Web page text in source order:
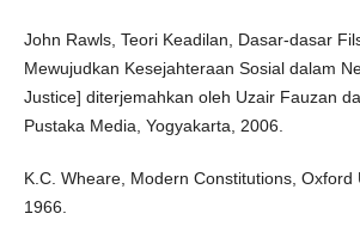
John Rawls, Teori Keadilan, Dasar-dasar
Mewujudkan Kesejahteraan Sosial dalam
Justice] diterjemahkan oleh Uzair Fauzan
Pustaka Media, Yogyakarta, 2006.
K.C. Wheare, Modern Constitutions, Oxford
1966.